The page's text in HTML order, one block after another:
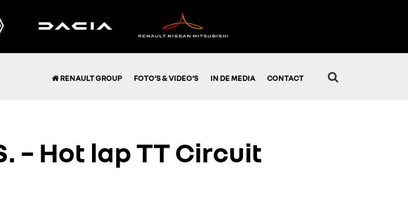
RENAULT GROUP FOTO’S & VIDEO’S IN DE MEDIA CONTACT
– Hot lap TT Circuit